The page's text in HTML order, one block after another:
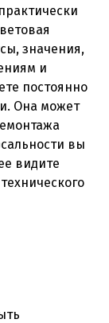
значения,
и
постоянно
Она может
вы
видите